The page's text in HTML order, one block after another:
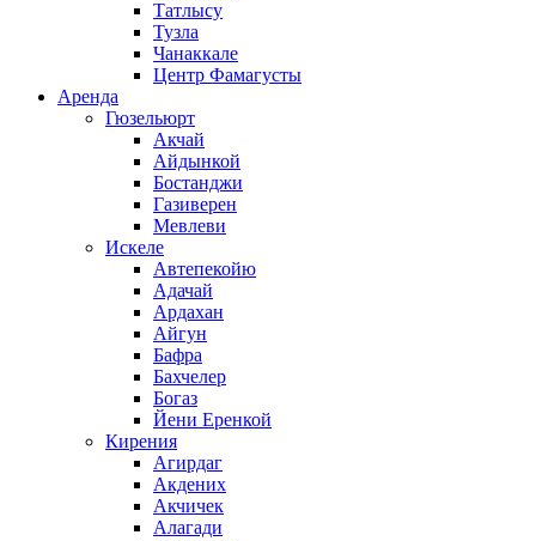
Татлысу
Тузла
Чанаккале
Центр Фамагусты
Аренда
Гюзельюрт
Акчай
Айдынкой
Бостанджи
Газиверен
Мевлеви
Искеле
Автепекойю
Адачай
Ардахан
Айгун
Бафра
Бахчелер
Богаз
Йени Еренкой
Кирения
Агирдаг
Акдених
Акчичек
Алагади